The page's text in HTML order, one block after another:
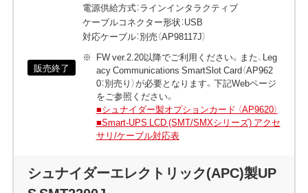
販売終了
電源供給方式：ラインインタラクティブ
ケーブルコネクター形状：USB
対応ケーブル：別売（AP98117J）
FW ver.2.20以降でご利用ください。また、Leg
acy Communications SmartSlot Card（AP962
0：別売り）が必要となります。下記Webページ
をご参照ください。
■シュナイダー製オプションカード （AP9620）
■Smart-UPS LCD (SMT/SMXシリーズ) アクセ
サリ/ケーブル対応表
シュナイダーエレクトリック(APC)製UP